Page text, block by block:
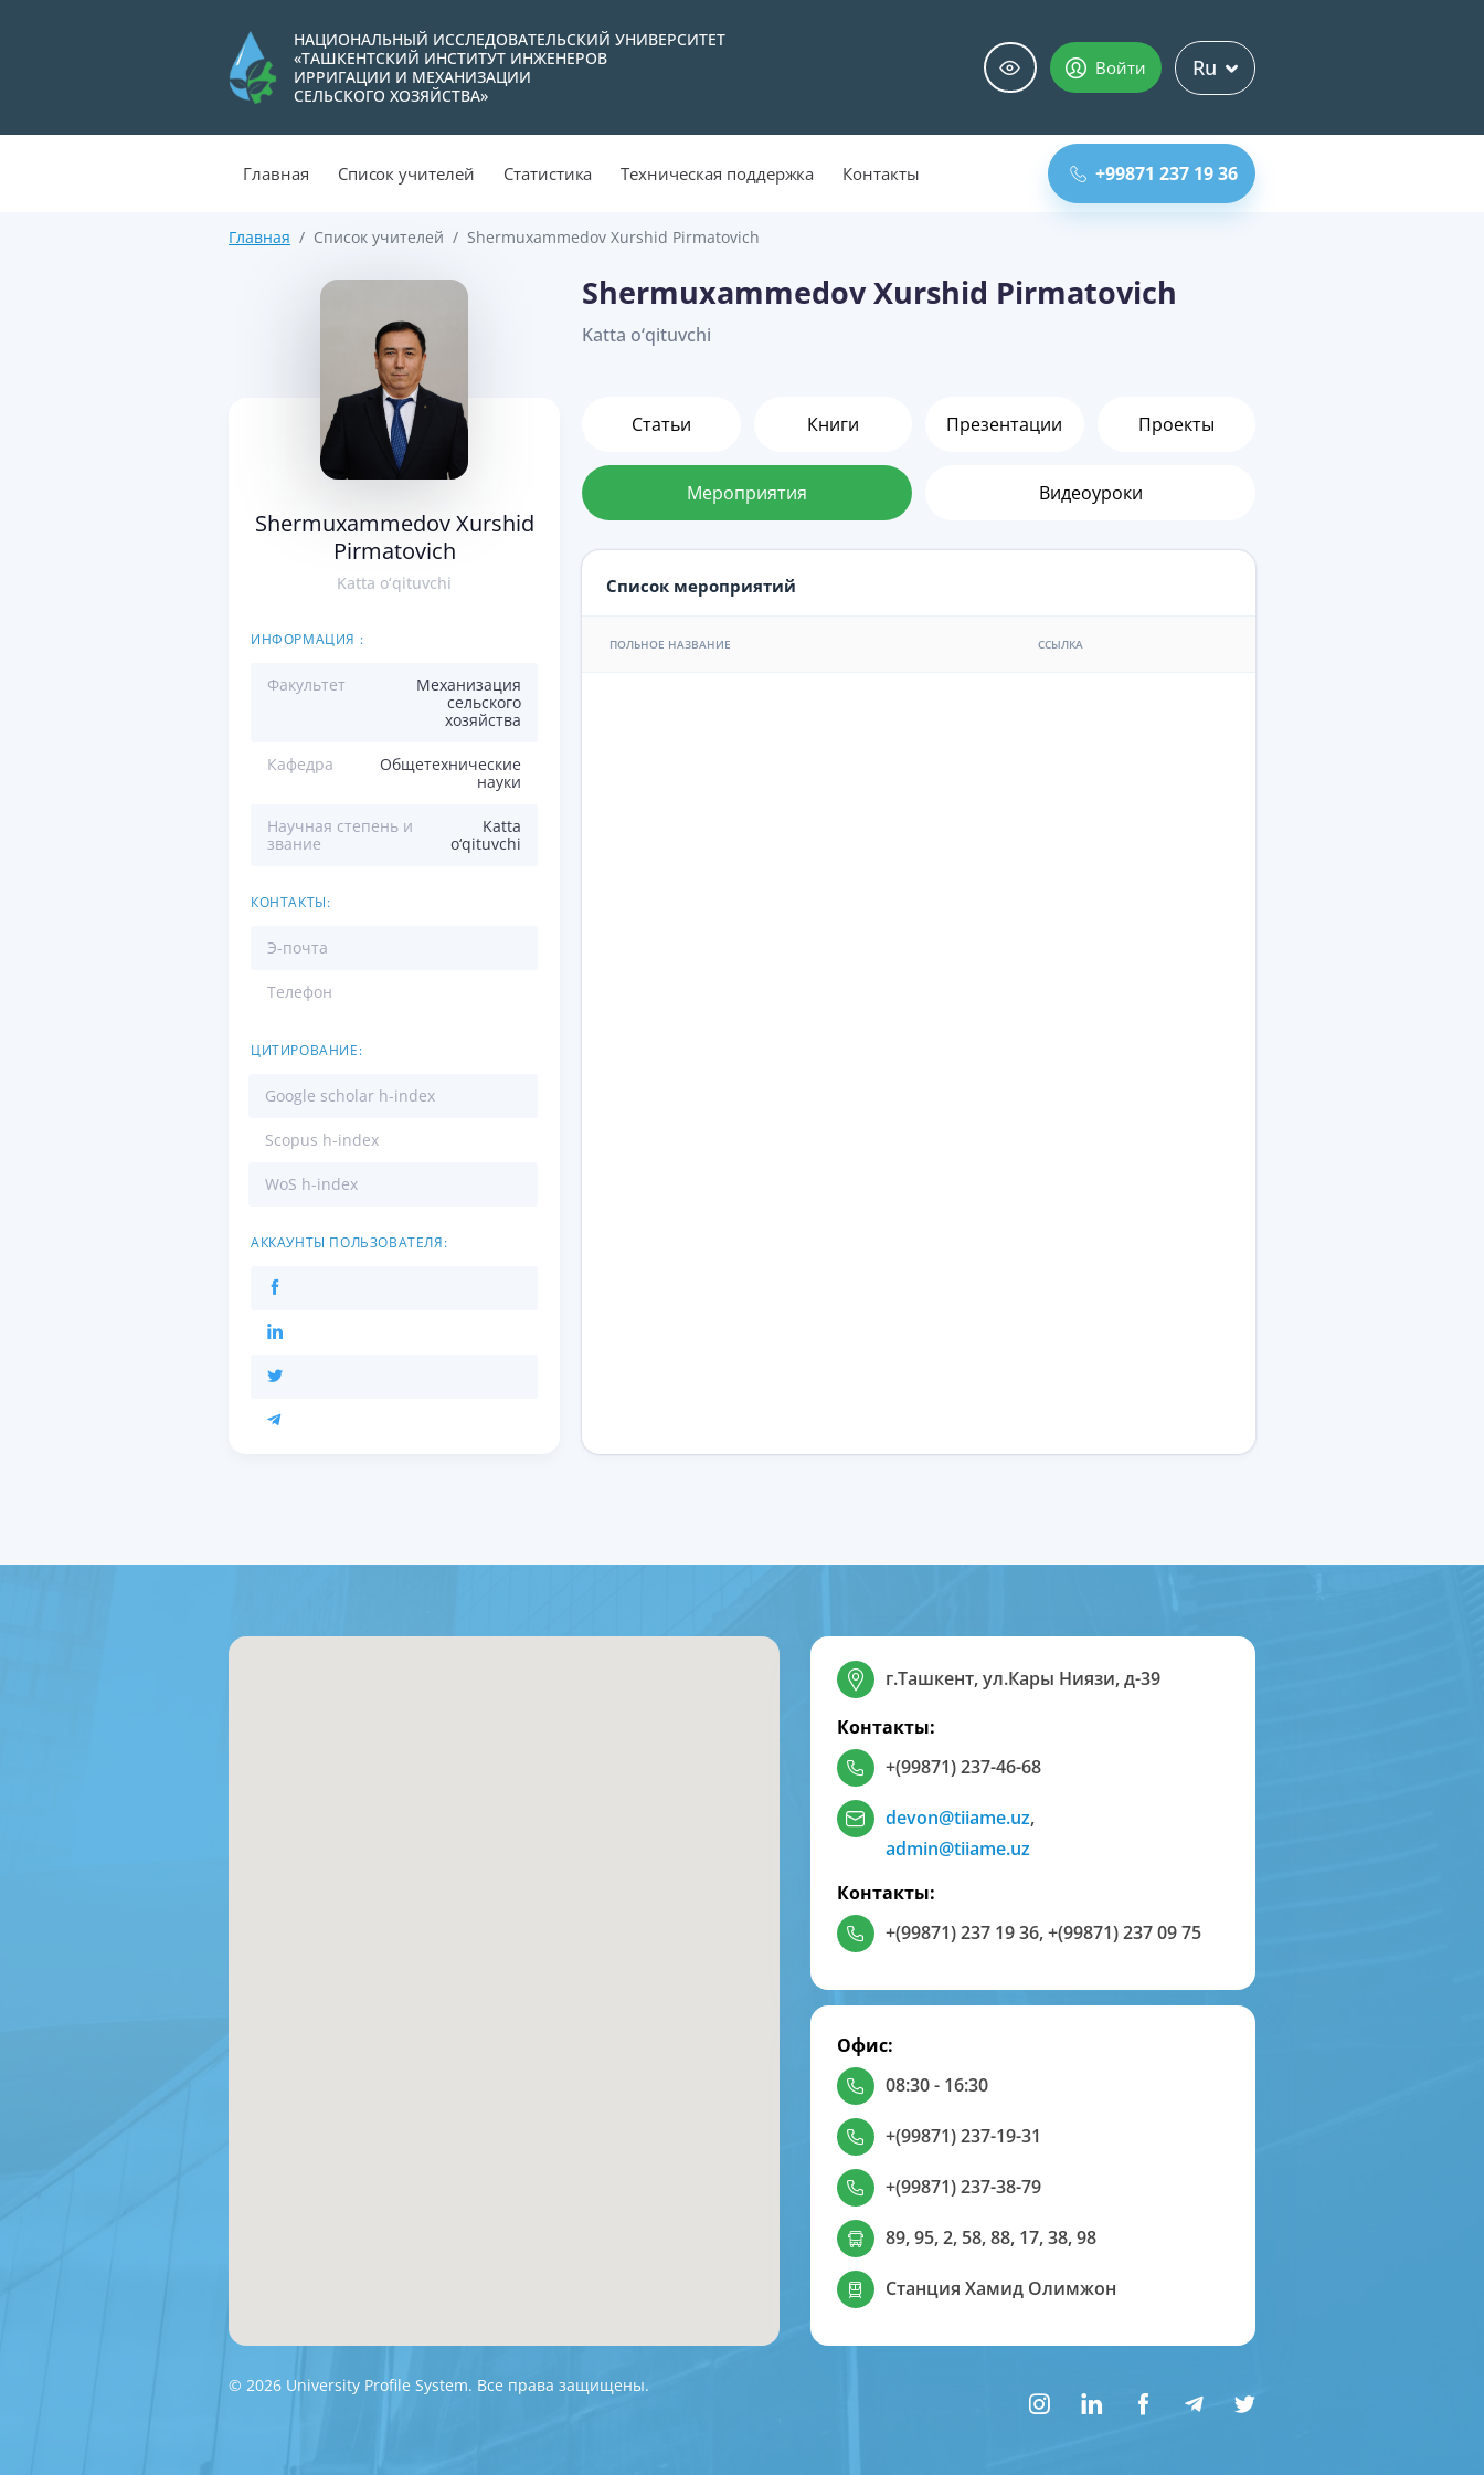
НАЦИОНАЛЬНЫЙ ИССЛЕДОВАТЕЛЬСКИЙ УНИВЕРСИТЕТ
«ТАШКЕНТСКИЙ ИНСТИТУТ ИНЖЕНЕРОВ
ИРРИГАЦИИ И МЕХАНИЗАЦИИ
СЕЛЬСКОГО ХОЗЯЙСТВА»
Войти Ru
Главная Список учителей Статистика Техническая поддержка Контакты +99871 237 19 36
Главная Список учителей Shermuxammedov Xurshid Pirmatovich
Shermuxammedov Xurshid
Pirmatovich
Katta o‘qituvchi
ИНФОРМАЦИЯ :
Факультет
Механизация
сельского
хозяйства
Кафедра
Общетехнические
науки
Научная степень и
звание
Katta
o‘qituvchi
КОНТАКТЫ:
Э-почта
Телефон
ЦИТИРОВАНИЕ:
Google scholar h-index
Scopus h-index
WoS h-index
АККАУНТЫ ПОЛЬЗОВАТЕЛЯ:
Shermuxammedov Xurshid Pirmatovich
Katta o‘qituvchi
Статьи Книги Презентации Проекты
Мероприятия Видеоуроки
Список мероприятий
ПОЛЬНОЕ НАЗВАНИЕ ССЫЛКА
г.Ташкент, ул.Кары Ниязи, д-39
Контакты:
+(99871) 237-46-68
devon@tiiame.uz,
admin@tiiame.uz
Контакты:
+(99871) 237 19 36,+(99871) 237 09 75
Офис:
08:30 - 16:30
+(99871) 237-19-31
+(99871) 237-38-79
89, 95, 2, 58, 88, 17, 38, 98
Станция Хамид Олимжон
© 2026 University Profile System. Все права защищены.